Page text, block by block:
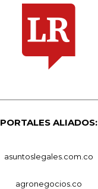
PORTALES ALIADOS:
asuntoslegales.com.co
agronegocios.co